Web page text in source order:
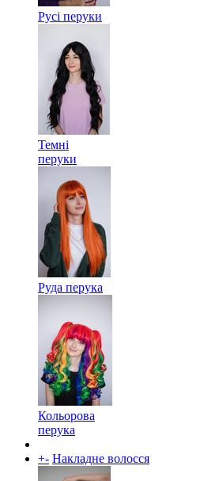
Русі перуки
Темні
перуки
Руда перука
Кольорова
перука
+- Накладне волосся